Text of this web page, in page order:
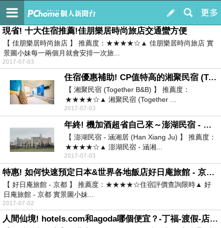
我的
訂閱
人氣商品大買家
現省! 十大住宿推薦!佳朋樂居時尚旅店交通蠻方便
【 佳朋樂居時尚旅店 】 推薦度：★★★★☆▲ 佳朋樂居時尚旅店 實
景圖小妹每一兩個月就會安排一次旅...
2017-07-03
住宿優惠補助! CP值特高的湘聚民宿 (Together B&B)有什麼優惠
【 湘聚民宿 (Together B&B) 】 推薦度：
★★★★☆▲ 湘聚民宿 (Together ...
2017-07-03
年終! 機加酒超省自己來～澎湖民宿 - 涵湘居 (Han Xiang Ju)有免費WIFI嗎？
【 澎湖民宿 - 涵湘居 (Han Xiang Ju) 】 推薦度：
★★★★☆▲ 澎湖民宿 - 涵湘...
2017-07-03
特惠! 如何快速預定日本&世界各地飯店好日庵旅館 - 京都訂房教學
【 好日庵旅館 - 京都 】 推薦度：★★★★☆住宿評價查詢限時▲ 好
日庵旅館 - 京都 實景圖小妹...
2017-07-02
人間仙境! hotels.com和agoda哪個便宜？-丁福-渡假-店背包客可考慮